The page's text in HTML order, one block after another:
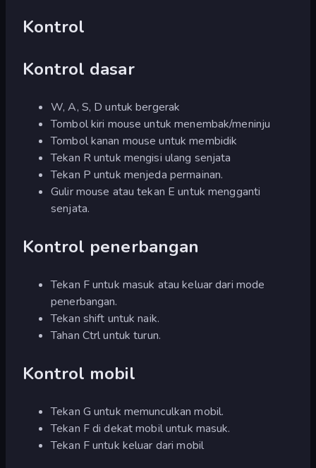
Kontrol
Kontrol dasar
W, A, S, D untuk bergerak
Tombol kiri mouse untuk menembak/meninju
Tombol kanan mouse untuk membidik
Tekan R untuk mengisi ulang senjata
Tekan P untuk menjeda permainan.
Gulir mouse atau tekan E untuk mengganti
senjata.
Kontrol penerbangan
Tekan F untuk masuk atau keluar dari mode
penerbangan.
Tekan shift untuk naik.
Tahan Ctrl untuk turun.
Kontrol mobil
Tekan G untuk memunculkan mobil.
Tekan F di dekat mobil untuk masuk.
Tekan F untuk keluar dari mobil